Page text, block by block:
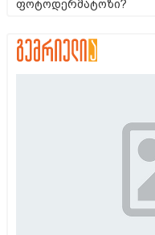
ფოტოდერმატოზი?